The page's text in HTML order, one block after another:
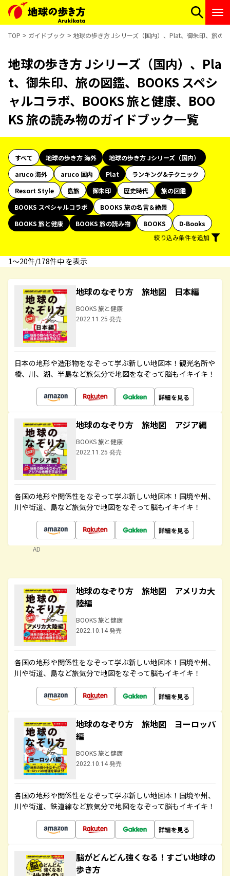
TOP ガイドブック 地球の歩き方 Jシリーズ（国内）、Plat、御朱印、旅の
地球の歩き方 Jシリーズ（国内）、Pla
t、御朱印、旅の図鑑、BOOKS スペシ
ャルコラボ、BOOKS 旅と健康、BOO
KS 旅の読み物のガイドブック一覧
すべて 地球の歩き方 海外
地球の歩き方 Jシリーズ（国内）
aruco 海外
aruco 国内 Plat
ランキング&テクニック
Resort Style
島旅 御朱印 歴史時代
旅の図鑑
BOOKS スペシャルコラボ
BOOKS 旅の名言＆絶景
BOOKS 旅と健康
BOOKS 旅の読み物 BOOKS
D-Books
絞り込み条件を追加
1〜20件/178件中 を表示
地球のなぞり方 旅地図 日本編
BOOKS 旅と健康
2022.11.25 発売
日本の地形や造形物をなぞって学ぶ新しい地図本！観光名所や
橋、川、湖、半島など旅気分で地図をなぞって脳もイキイキ！
詳細を見る
地球のなぞり方 旅地図 アジア編
BOOKS 旅と健康
2022.11.25 発売
各国の地形や関係性をなぞって学ぶ新しい地図本！国境や州、
川や街道、島など旅気分で地図をなぞって脳もイキイキ！
詳細を見る
AD
地球のなぞり方 旅地図 アメリカ大
陸編
BOOKS 旅と健康
2022.10.14 発売
各国の地形や関係性をなぞって学ぶ新しい地図本！国境や州、
川や街道、島など旅気分で地図をなぞって脳もイキイキ！
詳細を見る
地球のなぞり方 旅地図 ヨーロッパ
編
BOOKS 旅と健康
2022.10.14 発売
各国の地形や関係性をなぞって学ぶ新しい地図本！国境や州、
川や街道、鉄道線など旅気分で地図をなぞって脳もイキイキ！
詳細を見る
脳がどんどん強くなる！すごい地球の
歩き方